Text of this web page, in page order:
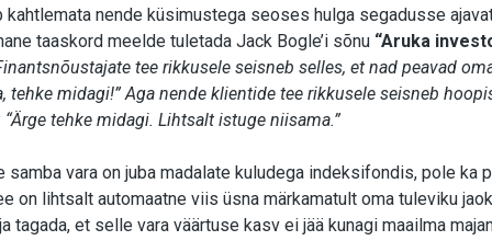
nende küsimustega seoses hulga segadusse
taaskord meelde tuletada Jack Bogle’i sõnu “Aruka
tee rikkusele seisneb selles, et nad peavad
tehke midagi!” Aga nende klientide tee rikkusele seisneb
tehke midagi. Lihtsalt istuge niisama.”
vara on juba madalate kuludega indeksifondis, pole ka
on lihtsalt automaatne viis üsna märkamatult oma tuleviku
tagada, et selle vara väärtuse kasv ei jää kunagi maailma